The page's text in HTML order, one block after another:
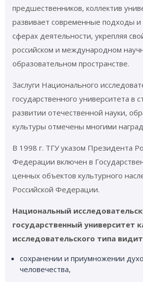
предшественников, коллектив
развивает современные подходы
сферах деятельности, укрепляя
российском и международном
образовательном пространстве.
Заслуги Национального
государственного университета в
развитии отечественной науки,
культуры отмечены многими
В 1998 г. ТГУ указом Президента
Федерации включен в
ценных объектов культурного
Российской Федерации.
Национальный
государственный университет
исследовательского типа
сохранении и приумножении
человечества,